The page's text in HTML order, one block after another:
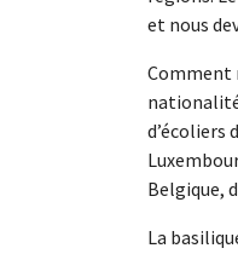
et nous
Comment
d’écoliers
Belgique,
La